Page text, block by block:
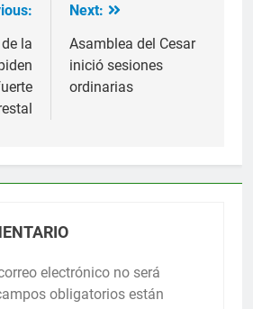
la
Next:
Asamblea del Cesar
inició sesiones
ordinarias
electrónico no será
obligatorios están